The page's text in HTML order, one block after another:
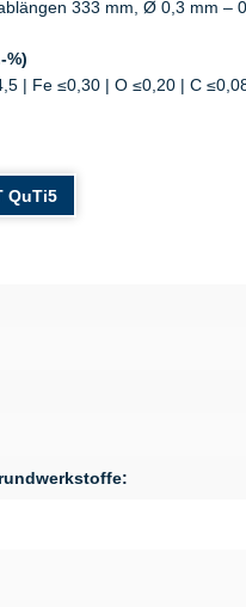
333 mm, Ø 0,3 mm –
%)
| Fe ≤0,30 | O ≤0,20 | C
QuTi5